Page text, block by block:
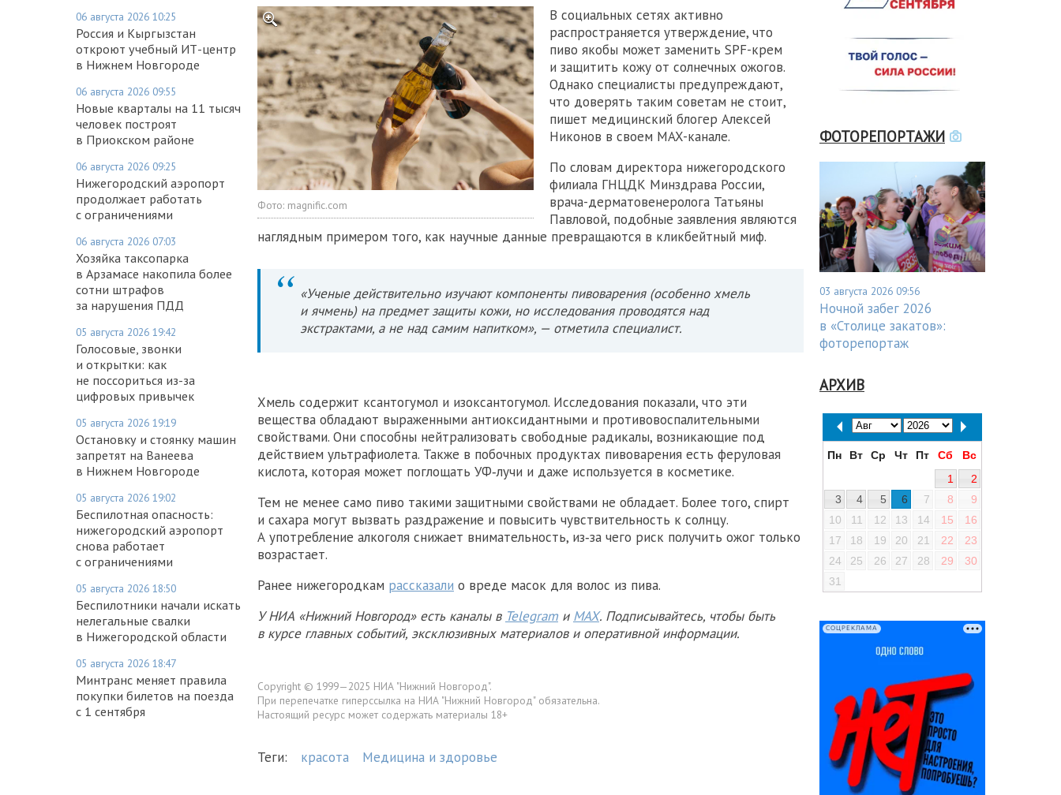
06 августа 2026 10:25
Россия и Кыргызстан
откроют учебный ИТ-центр
в Нижнем Новгороде
06 августа 2026 09:55
Новые кварталы на 11 тысяч
человек построят
в Приокском районе
06 августа 2026 09:25
Нижегородский аэропорт
продолжает работать
с ограничениями
06 августа 2026 07:03
Хозяйка таксопарка
в Арзамасе накопила более
сотни штрафов
за нарушения ПДД
05 августа 2026 19:42
Голосовые, звонки
и открытки: как
не поссориться из-за
цифровых привычек
05 августа 2026 19:19
Остановку и стоянку машин
запретят на Ванеева
в Нижнем Новгороде
05 августа 2026 19:02
Беспилотная опасность:
нижегородский аэропорт
снова работает
с ограничениями
05 августа 2026 18:50
Беспилотники начали искать
нелегальные свалки
в Нижегородской области
05 августа 2026 18:47
Минтранс меняет правила
покупки билетов на поезда
с 1 сентября
Фото: magnific.com
В социальных сетях активно
распространяется утверждение, что
пиво якобы может заменить SPF-крем
и защитить кожу от солнечных ожогов.
Однако специалисты предупреждают,
что доверять таким советам не стоит,
пишет медицинский блогер Алексей
Никонов в своем MAX-канале.
По словам директора нижегородского
филиала ГНЦДК Минздрава России,
врача-дерматовенеролога Татьяны
Павловой, подобные заявления являются
наглядным примером того, как научные данные превращаются в кликбейтный миф.
«Ученые действительно изучают компоненты пивоварения (особенно хмель
и ячмень) на предмет защиты кожи, но исследования проводятся над
экстрактами, а не над самим напитком», — отметила специалист.
Хмель содержит ксантогумол и изоксантогумол. Исследования показали, что эти
вещества обладают выраженными антиоксидантными и противовоспалительными
свойствами. Они способны нейтрализовать свободные радикалы, возникающие под
действием ультрафиолета. Также в побочных продуктах пивоварения есть феруловая
кислота, которая может поглощать УФ‑лучи и даже используется в косметике.
Тем не менее само пиво такими защитными свойствами не обладает. Более того, спирт
и сахара могут вызвать раздражение и повысить чувствительность к солнцу.
А употребление алкоголя снижает внимательность, из‑за чего риск получить ожог только
возрастает.
Ранее нижегородкам рассказали о вреде масок для волос из пива.
У НИА «Нижний Новгород» есть каналы в Telegram и MAX. Подписывайтесь, чтобы быть
в курсе главных событий, эксклюзивных материалов и оперативной информации.
Copyright © 1999—2025 НИА "Нижний Новгород".
При перепечатке гиперссылка на НИА "Нижний Новгород" обязательна.
Настоящий ресурс может содержать материалы 18+
Теги: красота Медицина и здоровье
ФОТОРЕПОРТАЖИ
03 августа 2026 09:56
Ночной забег 2026
в «Столице закатов»:
фоторепортаж
АРХИВ
Пн Вт Ср Чт Пт Сб
Вс
1
2
3
4 5 6 7 8
9
10
11 12 13 14 15
16
17
18 19 20 21 22
23
24
25 26 27 28 29
30
31
СОЦРЕКЛАМА